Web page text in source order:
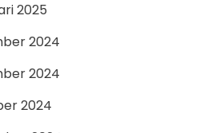
2025
2024
2024
2024